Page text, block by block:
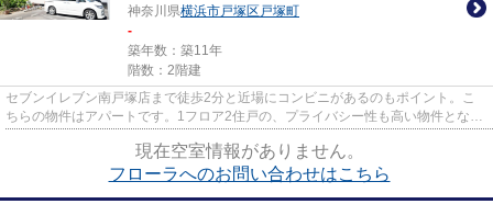
神奈川県横浜市戸塚区 戸塚町
-
築年数：築11年
階数：2階建
セブンイレブン南戸塚店まで徒歩2分と近場にコンビニがあるのもポイント。こ
ちらの物件はアパートです。1フロア2住戸の、プライバシー性も高い物件となっ
現在空室情報がありません。
フローラへのお問い合わせはこちら